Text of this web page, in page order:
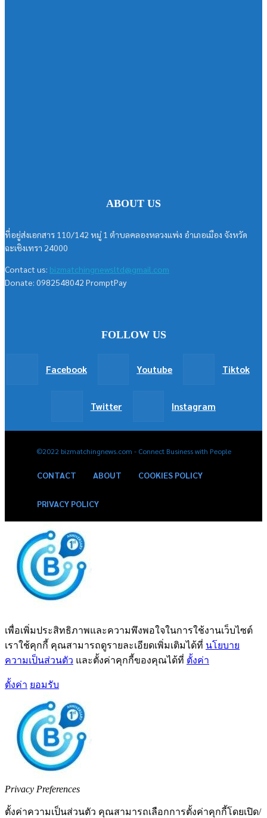
ABOUT US
ที่อยู่ส่งเอกสาร 110/142 หมู่ 1 ตำบลคลองหลวงแพ่ง อำเภอเมือง จังหวัด
ฉะเชิงเทรา 24000
Contact us: bizmatchingnewsltd@gmail.com
Donate: 0982548042 PromptPay
FOLLOW US
Facebook Youtube Tiktok
Twitter Instagram
©2022 bizmatchingnews.com - Connect Business with People
CONTACT ABOUT COOKIES POLICY
PRIVACY POLICY
เพื่อเพิ่มประสิทธิภาพและความพึงพอใจในการใช้งานเว็บไซต์
เราใช้คุกกี้ คุณสามารถดูรายละเอียดเพิ่มเติมได้ที่ นโยบาย
ความเป็นส่วนตัว และตั้งค่าคุกกี้ของคุณได้ที่ ตั้งค่า
ตั้งค่า ยอมรับ
Privacy Preferences
ตั้งค่าความเป็นส่วนตัว คุณสามารถเลือกการตั้งค่าคุกกี้โดยเปิด/